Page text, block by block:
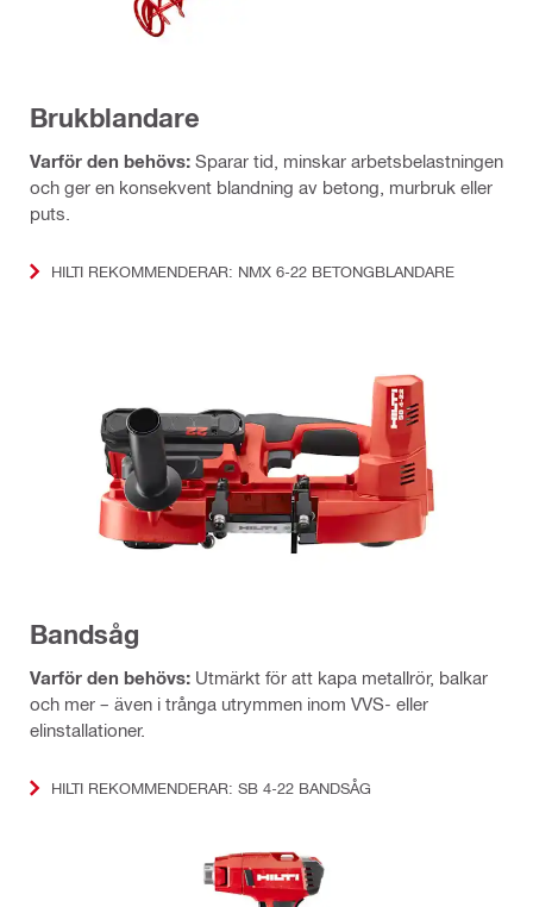
Brukblandare
Varför den behövs: Sparar tid, minskar arbetsbelastningen
och ger en konsekvent blandning av betong, murbruk eller
puts.
HILTI REKOMMENDERAR: NMX 6-22 BETONGBLANDARE
Bandsåg
Varför den behövs: Utmärkt för att kapa metallrör, balkar
och mer – även i trånga utrymmen inom VVS- eller
elinstallationer.
HILTI REKOMMENDERAR: SB 4-22 BANDSÅG